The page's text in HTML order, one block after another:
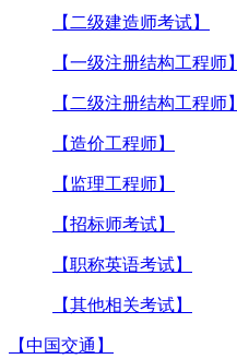
【二级建造师考试】
【一级注册结构工程师】
【二级注册结构工程师】
【造价工程师】
【监理工程师】
【招标师考试】
【职称英语考试】
【其他相关考试】
【中国交通】